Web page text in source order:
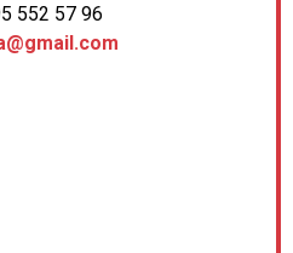
552 57 96